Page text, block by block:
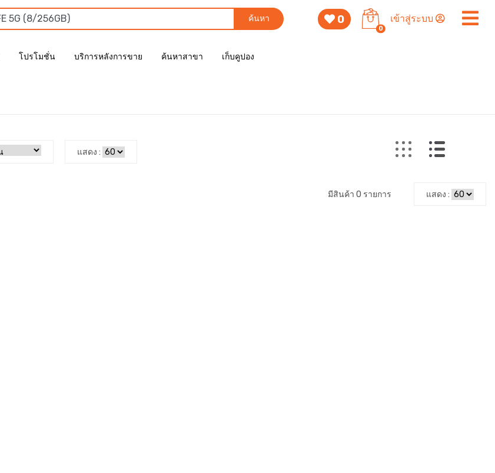
ค้นหา 0
0
เข้าสู่ระบบ
โปรโมชั่น บริการหลังการขาย ค้นหาสาขา เก็บคูปอง
แสดง :
มีสินค้า 0 รายการ แสดง :